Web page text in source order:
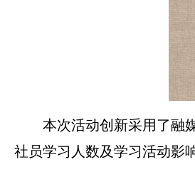
本次活动创新采用了融
社员学习人数及学习活动影